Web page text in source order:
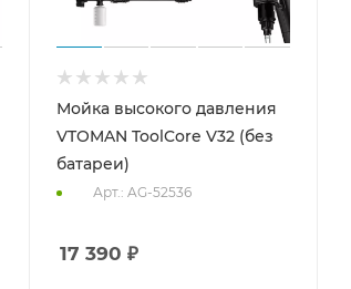
Мойка высокого давления
VTOMAN ToolCore V32 (без
батареи)
Арт.: AG-52536
17 390 ₽